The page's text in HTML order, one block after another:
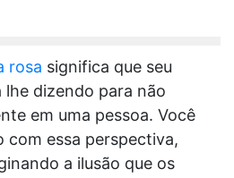
rosa significa que seu
dizendo para não
em uma pessoa. Você
com essa perspectiva,
a ilusão que os